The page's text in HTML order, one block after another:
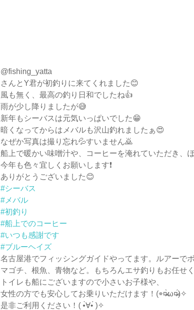
@fishing_yatta
さんとY君が初釣りに来てくれました😊
風も無く、最高の釣り日和でしたね👍
雨が少し降りましたが😅
新年もシーバスは元気いっぱいでした😁
暗くなってからはメバルも沢山釣れましたぁ😍
なぜか写真は撮り忘れ💦すいません🙇
船上で暖かい味噌汁や、コーヒーを淹れていただき、
今年も色々宜しくお願いします❗️
ありがとうございました😊
#シーバス
#メバル
#初釣り
#船上でのコーヒー
#いつも感謝です
#ブルーヘイズ
名古屋港でフィッシングガイドやってます。ルアーで
マゴチ、根魚、青物など。もちろんエサ釣りもお任せ
トイレも船にございますので小さいお子様や、
女性の方でも安心してお乗りいただけます！(⌯︎¤̴̶̷̀ω¤̴̶̷́)✧︎
是非ご利用ください！( •̀∀︎•́ )✧︎